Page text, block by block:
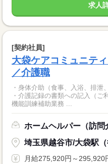
求人
[契約社員]
大袋ケアコミュニテ
／介護職
・身体介助（食事、入浴、排泄
・介護記録の書類への記入（ご
機能訓練補助業務 ...
ホームヘルパー（訪問
埼玉県越谷市/大袋駅（
月給275,920円～295,920